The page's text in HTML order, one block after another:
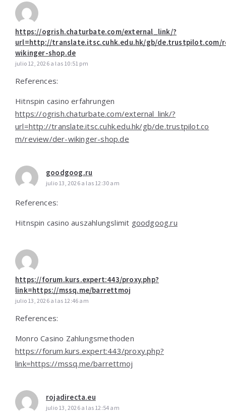
https://ogrish.chaturbate.com/external_link/?
url=http://translate.itsc.cuhk.edu.hk/gb/de.trustpilot.com/
wikinger-shop.de
julio 12, 2026 a las 10:51 pm
References:
Hitnspin casino erfahrungen
https://ogrish.chaturbate.com/external_link/?
url=http://translate.itsc.cuhk.edu.hk/gb/de.trustpilot.co
m/review/der-wikinger-shop.de
goodgoog.ru
julio 13, 2026 a las 12:30 am
References:
Hitnspin casino auszahlungslimit goodgoog.ru
https://forum.kurs.expert:443/proxy.php?
link=https://mssq.me/barrettmoj
julio 13, 2026 a las 12:46 am
References:
Monro Casino Zahlungsmethoden
https://forum.kurs.expert:443/proxy.php?
link=https://mssq.me/barrettmoj
rojadirecta.eu
julio 13, 2026 a las 12:54 am